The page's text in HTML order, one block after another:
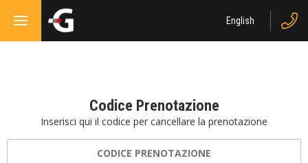
English
Codice Prenotazione
Inserisci qui il codice per cancellare la prenotazione